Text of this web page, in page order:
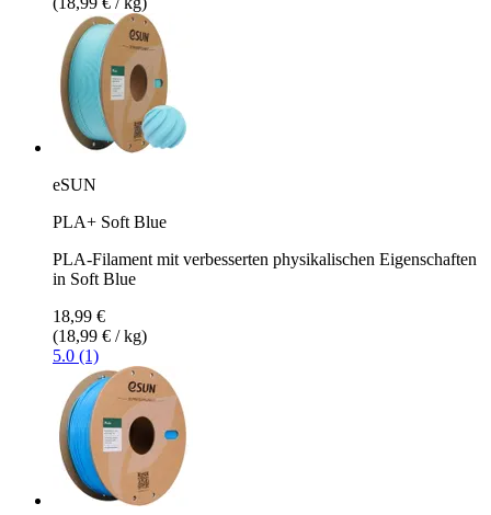
eSUN
PLA+ Soft Blue
PLA-Filament mit verbesserten physikalischen Eigenschaften
in Soft Blue
18,99 €
(18,99 € / kg)
5.0 (1)